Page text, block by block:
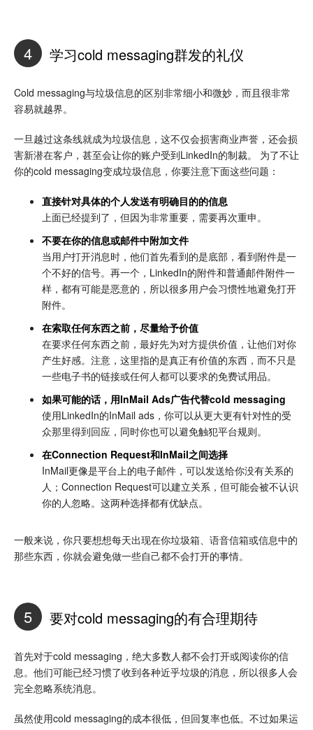
4 学习cold messaging群发的礼仪
Cold messaging与垃圾信息的区别非常细小和微妙，而且很非常
容易就越界。
一旦越过这条线就成为垃圾信息，这不仅会损害商业声誉，还会损
害新潜在客户，甚至会让你的账户受到LinkedIn的制裁。 为了不让
你的cold messaging变成垃圾信息，你要注意下面这些问题：
直接针对具体的个人发送有明确目的的信息
上面已经提到了，但因为非常重要，需要再次重申。
不要在你的信息或邮件中附加文件
当用户打开消息时，他们首先看到的是底部，看到附件是一
个不好的信号。再一个，LinkedIn的附件和普通邮件附件一
样，都有可能是恶意的，所以很多用户会习惯性地避免打开
附件。
在索取任何东西之前，尽量给予价值
在要求任何东西之前，最好先为对方提供价值，让他们对你
产生好感。注意，这里指的是真正有价值的东西，而不只是
一些电子书的链接或任何人都可以要求的免费试用品。
如果可能的话，用InMail Ads广告代替cold messaging
使用LinkedIn的InMail ads，你可以从更大更有针对性的受
众那里得到回应，同时你也可以避免触犯平台规则。
在Connection Request和InMail之间选择
InMail更像是平台上的电子邮件，可以发送给你没有关系的
人；Connection Request可以建立关系，但可能会被不认识
你的人忽略。这两种选择都有优缺点。
一般来说，你只要想想每天出现在你垃圾箱、语音信箱或信息中的
那些东西，你就会避免做一些自己都不会打开的事情。
5 要对cold messaging的有合理期待
首先对于cold messaging，绝大多数人都不会打开或阅读你的信
息。他们可能已经习惯了收到各种近乎垃圾的消息，所以很多人会
完全忽略系统消息。
虽然使用cold messaging的成本很低，但回复率也低。不过如果运